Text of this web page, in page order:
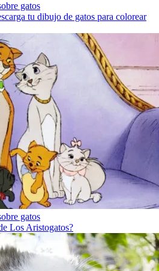
gatos
tu dibujo de gatos para colorear
gatos
Los Aristogatos?